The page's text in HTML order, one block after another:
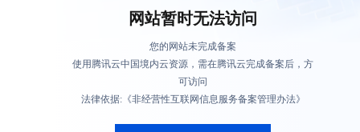
网站暂时无法访问
您的网站未完成备案
使用腾讯云中国境内云资源，需在腾讯云完成备案后，方
可访问
法律依据:《非经营性互联网信息服务备案管理办法》